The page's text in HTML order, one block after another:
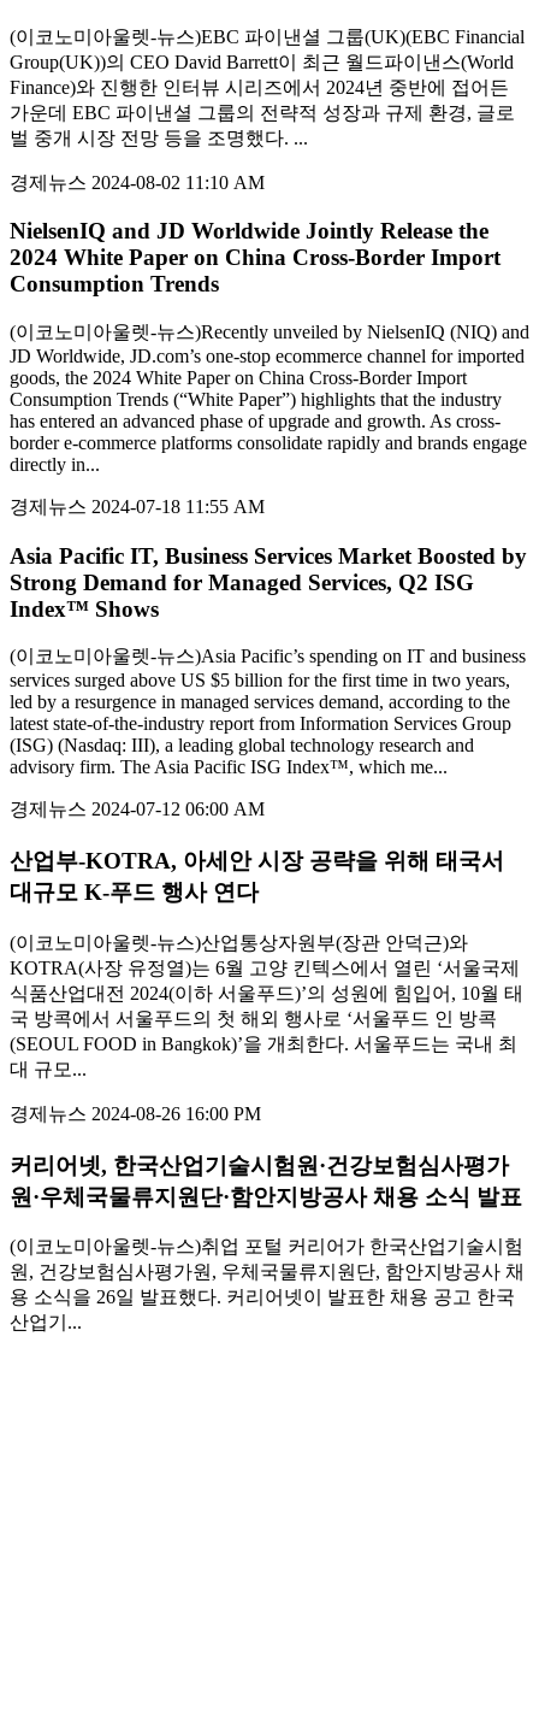
(이코노미아울렛-뉴스)EBC 파이낸셜 그룹(UK)(EBC Financial
Group(UK))의 CEO David Barrett이 최근 월드파이낸스(World
Finance)와 진행한 인터뷰 시리즈에서 2024년 중반에 접어든
가운데 EBC 파이낸셜 그룹의 전략적 성장과 규제 환경, 글로
벌 중개 시장 전망 등을 조명했다. ...
경제뉴스 2024-08-02 11:10 AM
NielsenIQ and JD Worldwide Jointly Release the
2024 White Paper on China Cross-Border Import
Consumption Trends
(이코노미아울렛-뉴스)Recently unveiled by NielsenIQ (NIQ) and
JD Worldwide, JD.com’s one-stop ecommerce channel for imported
goods, the 2024 White Paper on China Cross-Border Import
Consumption Trends (“White Paper”) highlights that the industry
has entered an advanced phase of upgrade and growth. As cross-
border e-commerce platforms consolidate rapidly and brands engage
directly in...
경제뉴스 2024-07-18 11:55 AM
Asia Pacific IT, Business Services Market Boosted by
Strong Demand for Managed Services, Q2 ISG
Index™ Shows
(이코노미아울렛-뉴스)Asia Pacific’s spending on IT and business
services surged above US $5 billion for the first time in two years,
led by a resurgence in managed services demand, according to the
latest state-of-the-industry report from Information Services Group
(ISG) (Nasdaq: III), a leading global technology research and
advisory firm. The Asia Pacific ISG Index™, which me...
경제뉴스 2024-07-12 06:00 AM
산업부-KOTRA, 아세안 시장 공략을 위해 태국서
대규모 K-푸드 행사 연다
(이코노미아울렛-뉴스)산업통상자원부(장관 안덕근)와
KOTRA(사장 유정열)는 6월 고양 킨텍스에서 열린 ‘서울국제
식품산업대전 2024(이하 서울푸드)’의 성원에 힘입어, 10월 태
국 방콕에서 서울푸드의 첫 해외 행사로 ‘서울푸드 인 방콕
(SEOUL FOOD in Bangkok)’을 개최한다. 서울푸드는 국내 최
대 규모...
경제뉴스 2024-08-26 16:00 PM
커리어넷, 한국산업기술시험원·건강보험심사평가
원·우체국물류지원단·함안지방공사 채용 소식 발표
(이코노미아울렛-뉴스)취업 포털 커리어가 한국산업기술시험
원, 건강보험심사평가원, 우체국물류지원단, 함안지방공사 채
용 소식을 26일 발표했다. 커리어넷이 발표한 채용 공고 한국
산업기...